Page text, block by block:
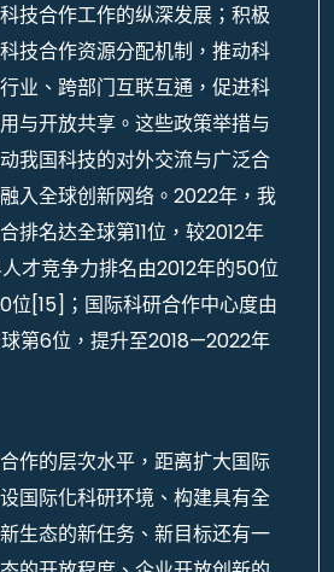
技合作工作的纵深发展；积极
技合作资源分配机制，推动科
业、跨部门互联互通，促进科
与开放共享。这些政策举措与
我国科技的对外交流与广泛合
入全球创新网络。2022年，我
排名达全球第11位，较2012年
才竞争力排名由2012年的50位
位[15]；国际科研合作中心度由
第6位，提升至2018—2022年
作的层次水平，距离扩大国际
国际化科研环境、构建具有全
生态的新任务、新目标还有一